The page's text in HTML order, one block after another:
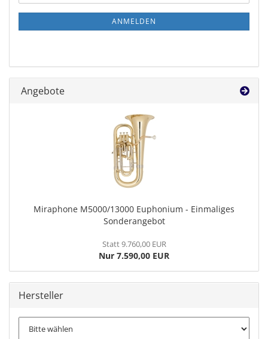
NEWSLETTER-
Mail
ANMELDEN
Angebote
Miraphone M5000/13000 Euphonium - Einmaliges
Sonderangebot
Statt 9.760,00 EUR
Nur 7.590,00 EUR
Hersteller